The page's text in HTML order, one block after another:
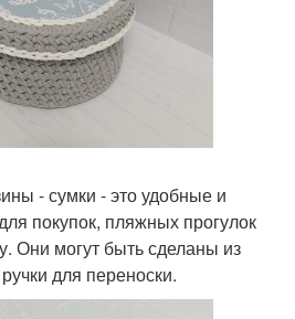
- сумки - это удобные и
покупок, пляжных прогулок
Они могут быть сделаны из
для переноски.